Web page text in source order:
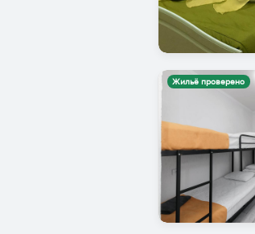
Жильё проверено